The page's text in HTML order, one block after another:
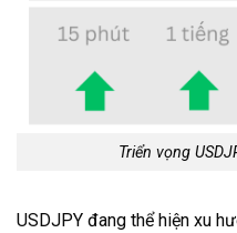
Triển vọng
USDJPY đang thể hiện xu